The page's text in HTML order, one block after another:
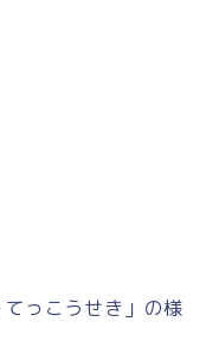
っこうせき」の様